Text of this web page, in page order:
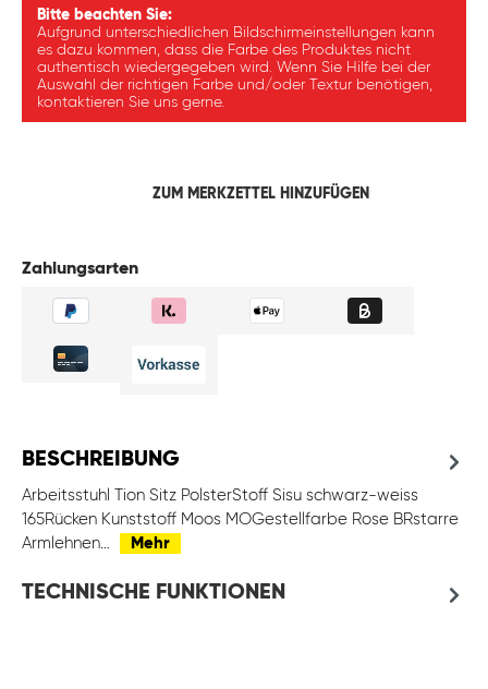
Bitte beachten Sie:
Aufgrund unterschiedlichen Bildschirmeinstellungen kann
es dazu kommen, dass die Farbe des Produktes nicht
authentisch wiedergegeben wird. Wenn Sie Hilfe bei der
Auswahl der richtigen Farbe und/oder Textur benötigen,
kontaktieren Sie uns gerne.
ZUM MERKZETTEL HINZUFÜGEN
Zahlungsarten
BESCHREIBUNG
Arbeitsstuhl Tion Sitz PolsterStoff Sisu schwarz-weiss
165Rücken Kunststoff Moos MOGestellfarbe Rose BRstarre
Armlehnen…
Mehr
TECHNISCHE FUNKTIONEN